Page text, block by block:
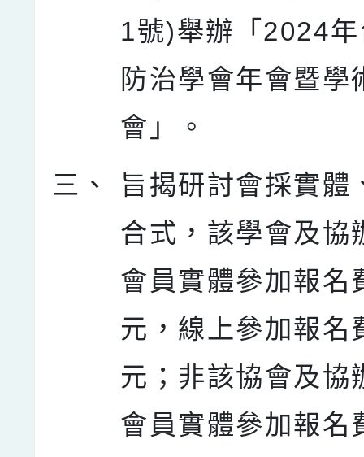
1號)舉辦「2024
防治學會年會暨學
會」。
三、
旨揭研討會採實體
合式，該學會及協
會員實體參加報名
元，線上參加報名
元；非該協會及協
會員實體參加報名